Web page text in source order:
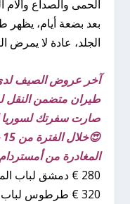
الحمى والصداع وآلام
بعد بضعة أيام،
الجلد، عادة لا
طيران متضمن النقل
صارت سفرتك
😍خلال الفترة من 15 حتى 31 أغسطس – ذهاب
المغادرة من
280 € دمشق لباب المنزل عبر بيروت VIP🤩
320 € طرطوس لباب المنزل عبر بيروت VIP🤩